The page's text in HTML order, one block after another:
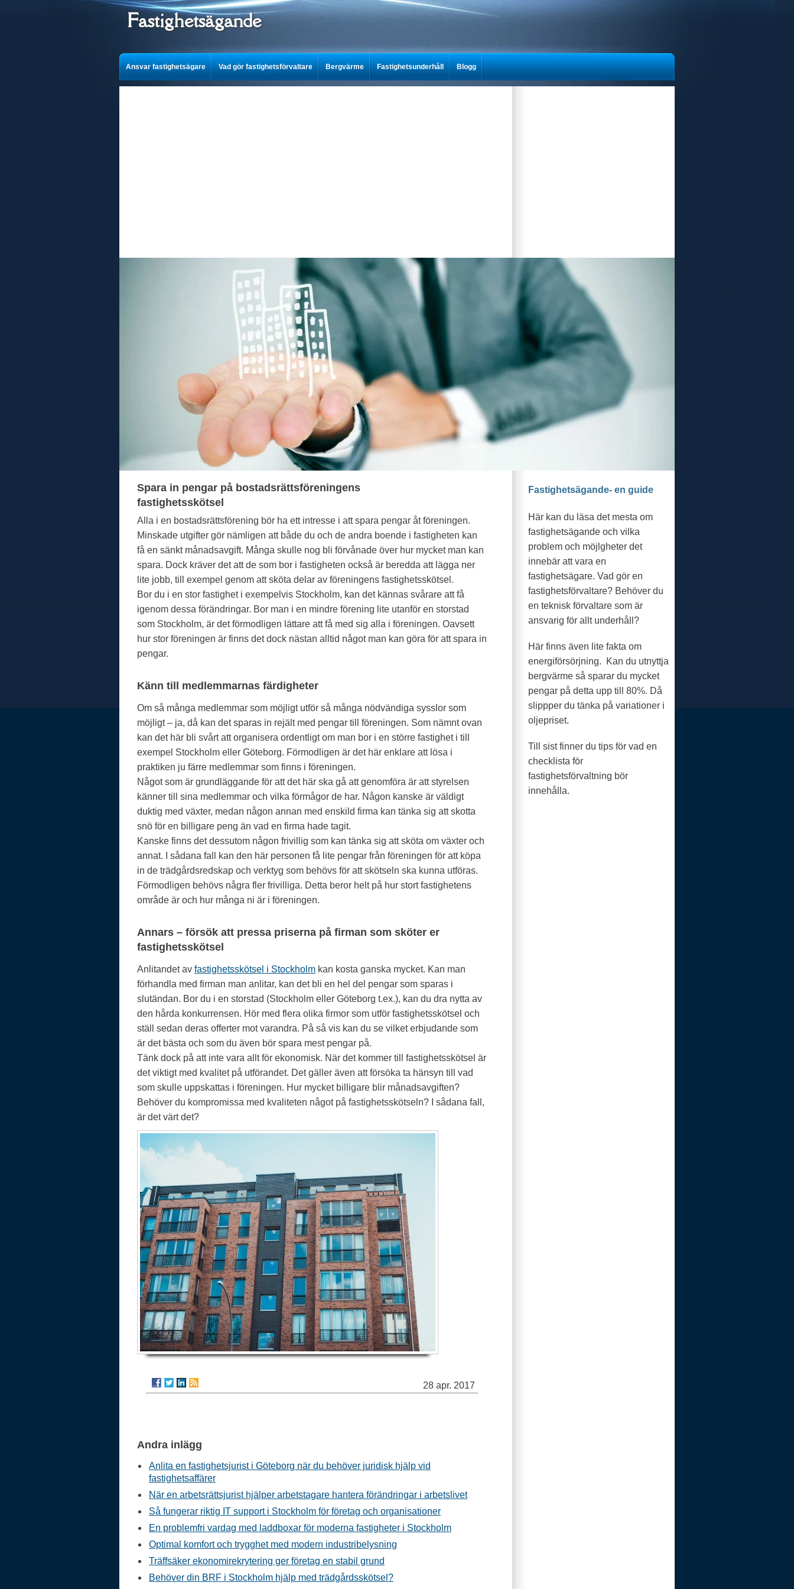
Fastighetsägande
Ansvar fastighetsägare Vad gör fastighetsförvaltare Bergvärme Fastighetsunderhåll Blogg
Spara in pengar på bostadsrättsföreningens
fastighetsskötsel
Alla i en bostadsrättsförening bör ha ett intresse i att spara pengar åt föreningen.
Minskade utgifter gör nämligen att både du och de andra boende i fastigheten kan
få en sänkt månadsavgift. Många skulle nog bli förvånade över hur mycket man kan
spara. Dock kräver det att de som bor i fastigheten också är beredda att lägga ner
lite jobb, till exempel genom att sköta delar av föreningens fastighetsskötsel.
Bor du i en stor fastighet i exempelvis Stockholm, kan det kännas svårare att få
igenom dessa förändringar. Bor man i en mindre förening lite utanför en storstad
som Stockholm, är det förmodligen lättare att få med sig alla i föreningen. Oavsett
hur stor föreningen är finns det dock nästan alltid något man kan göra för att spara in
pengar.
Känn till medlemmarnas färdigheter
Om så många medlemmar som möjligt utför så många nödvändiga sysslor som
möjligt – ja, då kan det sparas in rejält med pengar till föreningen. Som nämnt ovan
kan det här bli svårt att organisera ordentligt om man bor i en större fastighet i till
exempel Stockholm eller Göteborg. Förmodligen är det här enklare att lösa i
praktiken ju färre medlemmar som finns i föreningen.
Något som är grundläggande för att det här ska gå att genomföra är att styrelsen
känner till sina medlemmar och vilka förmågor de har. Någon kanske är väldigt
duktig med växter, medan någon annan med enskild firma kan tänka sig att skotta
snö för en billigare peng än vad en firma hade tagit.
Kanske finns det dessutom någon frivillig som kan tänka sig att sköta om växter och
annat. I sådana fall kan den här personen få lite pengar från föreningen för att köpa
in de trädgårdsredskap och verktyg som behövs för att skötseln ska kunna utföras.
Förmodligen behövs några fler frivilliga. Detta beror helt på hur stort fastighetens
område är och hur många ni är i föreningen.
Annars – försök att pressa priserna på firman som sköter er
fastighetsskötsel
Anlitandet av fastighetsskötsel i Stockholm kan kosta ganska mycket. Kan man
förhandla med firman man anlitar, kan det bli en hel del pengar som sparas i
slutändan. Bor du i en storstad (Stockholm eller Göteborg t.ex.), kan du dra nytta av
den hårda konkurrensen. Hör med flera olika firmor som utför fastighetsskötsel och
ställ sedan deras offerter mot varandra. På så vis kan du se vilket erbjudande som
är det bästa och som du även bör spara mest pengar på.
Tänk dock på att inte vara allt för ekonomisk. När det kommer till fastighetsskötsel är
det viktigt med kvalitet på utförandet. Det gäller även att försöka ta hänsyn till vad
som skulle uppskattas i föreningen. Hur mycket billigare blir månadsavgiften?
Behöver du kompromissa med kvaliteten något på fastighetsskötseln? I sådana fall,
är det värt det?
28 apr. 2017
Andra inlägg
Anlita en fastighetsjurist i Göteborg när du behöver juridisk hjälp vid
fastighetsaffärer
När en arbetsrättsjurist hjälper arbetstagare hantera förändringar i arbetslivet
Så fungerar riktig IT support i Stockholm för företag och organisationer
En problemfri vardag med laddboxar för moderna fastigheter i Stockholm
Optimal komfort och trygghet med modern industribelysning
Träffsäker ekonomirekrytering ger företag en stabil grund
Behöver din BRF i Stockholm hjälp med trädgårdsskötsel?
Fastighetsägande- en guide
Här kan du läsa det mesta om
fastighetsägande och vilka
problem och möjlgheter det
innebär att vara en
fastighetsägare. Vad gör en
fastighetsförvaltare? Behöver du
en teknisk förvaltare som är
ansvarig för allt underhåll?
Här finns även lite fakta om
energiförsörjning. Kan du utnyttja
bergvärme så sparar du mycket
pengar på detta upp till 80%. Då
slippper du tänka på variationer i
oljepriset.
Till sist finner du tips för vad en
checklista för
fastighetsförvaltning bör
innehålla.